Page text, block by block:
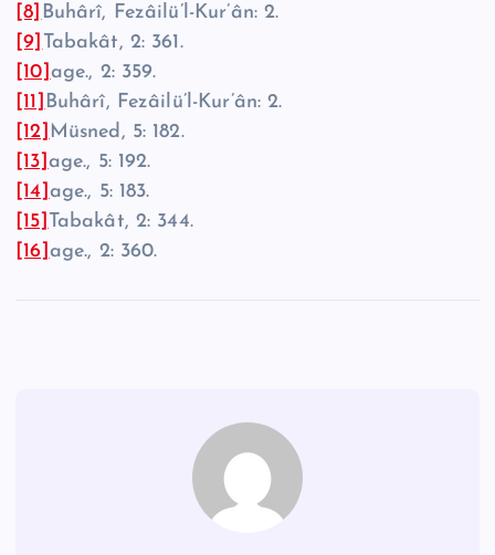
[8] Buhârî, Fezâilü’l-Kur’ân: 2.
[9] Tabakât, 2: 361.
[10] age., 2: 359.
[11] Buhârî, Fezâilü’l-Kur’ân: 2.
[12] Müsned, 5: 182.
[13] age., 5: 192.
[14] age., 5: 183.
[15] Tabakât, 2: 344.
[16] age., 2: 360.